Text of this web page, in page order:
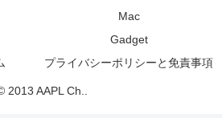
Mac
Gadget
プライバシーポリシーと免責事項
2013 AAPL Ch..